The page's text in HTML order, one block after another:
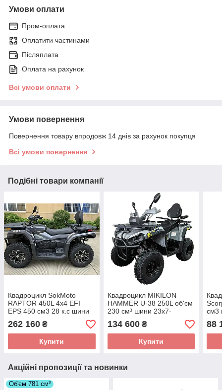
Умови оплати
Пром-оплата
Оплатити частинами
Післяплата
Оплата на рахунок
Всі умови оплати
Умови повернення
Повернення товару впродовж 14 днів за рахунок покупця
Всі умови повернення
Подібні товари компанії
Квадроцикл SokMoto
RAPTOR 450L 4x4 EFI
EPS 450 см3 28 к.с шини
25х8-12"/25х10-12"
262 160 ₴
Купити
Квадроцикл MIKILON
HAMMER U-38 250L об'єм
230 см³ шини 23х7-
10"/23х10-10" 19 к.с. 4x2
134 600₴
Купити
см3
10-
88
Акційні пропозиції та новинки
Об'єм 781 см³